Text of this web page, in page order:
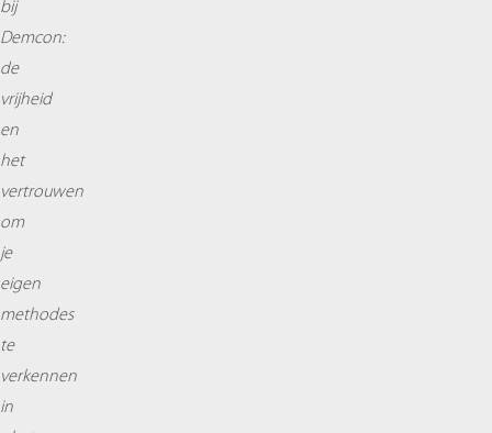
bij
Demcon:
de
vrijheid
en
het
vertrouwen
om
je
eigen
methodes
te
verkennen
in